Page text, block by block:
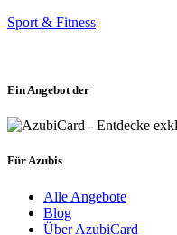
Sport & Fitness
Ein Angebot der
Für Azubis
Alle Angebote
Blog
Über AzubiCard